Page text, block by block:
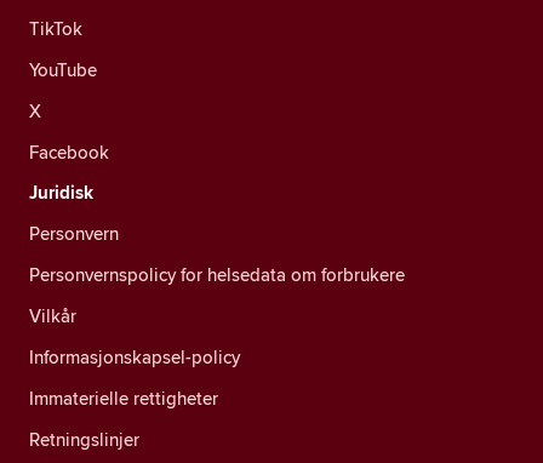
TikTok
YouTube
X
Facebook
Juridisk
Personvern
Personvernspolicy for helsedata om forbrukere
Vilkår
Informasjonskapsel-policy
Immaterielle rettigheter
Retningslinjer